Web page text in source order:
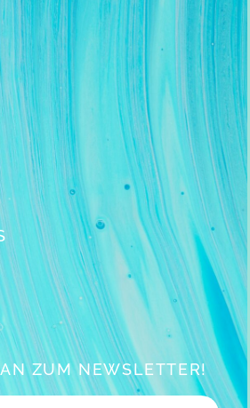
ZUM NEWSLETTER!